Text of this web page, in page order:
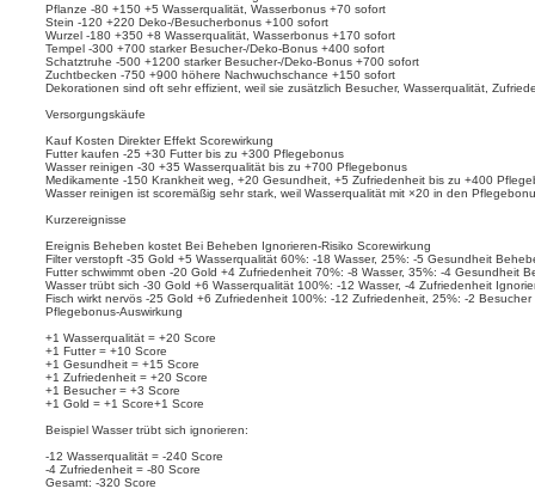
Pflanze -80 +150 +5 Wasserqualität, Wasserbonus +70 sofort
Stein -120 +220 Deko-/Besucherbonus +100 sofort
Wurzel -180 +350 +8 Wasserqualität, Wasserbonus +170 sofort
Tempel -300 +700 starker Besucher-/Deko-Bonus +400 sofort
Schatztruhe -500 +1200 starker Besucher-/Deko-Bonus +700 sofort
Zuchtbecken -750 +900 höhere Nachwuchschance +150 sofort
Dekorationen sind oft sehr effizient, weil sie zusätzlich Besucher, Wasserqualität,
Versorgungskäufe
Kauf Kosten Direkter Effekt Scorewirkung
Futter kaufen -25 +30 Futter bis zu +300 Pflegebonus
Wasser reinigen -30 +35 Wasserqualität bis zu +700 Pflegebonus
Medikamente -150 Krankheit weg, +20 Gesundheit, +5 Zufriedenheit bis zu +400
Wasser reinigen ist scoremäßig sehr stark, weil Wasserqualität mit ×20 in den
Kurzereignisse
Ereignis Beheben kostet Bei Beheben Ignorieren-Risiko Scorewirkung
Filter verstopft -35 Gold +5 Wasserqualität 60%: -18 Wasser, 25%: -5 Gesundheit
Futter schwimmt oben -20 Gold +4 Zufriedenheit 70%: -8 Wasser, 35%: -4 Gesundheit
Wasser trübt sich -30 Gold +6 Wasserqualität 100%: -12 Wasser, -4 Zufriedenheit
Fisch wirkt nervös -25 Gold +6 Zufriedenheit 100%: -12 Zufriedenheit, 25%: -2
Pflegebonus-Auswirkung
+1 Wasserqualität = +20 Score
+1 Futter = +10 Score
+1 Gesundheit = +15 Score
+1 Zufriedenheit = +20 Score
+1 Besucher = +3 Score
+1 Gold = +1 Score+1 Score
Beispiel Wasser trübt sich ignorieren:
-12 Wasserqualität = -240 Score
-4 Zufriedenheit = -80 Score
Gesamt: -320 Score